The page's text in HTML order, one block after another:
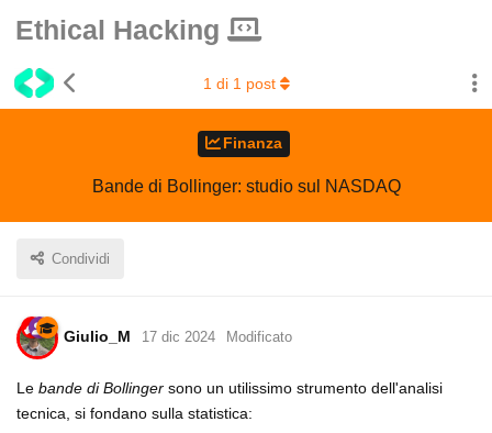
Ethical Hacking
Finanza
Bande di Bollinger: studio sul NASDAQ
Condividi
1 di 1 post
Giulio_M 17 dic 2024 Modificato
Le bande di Bollinger sono un utilissimo strumento dell'analisi
tecnica, si fondano sulla statistica: